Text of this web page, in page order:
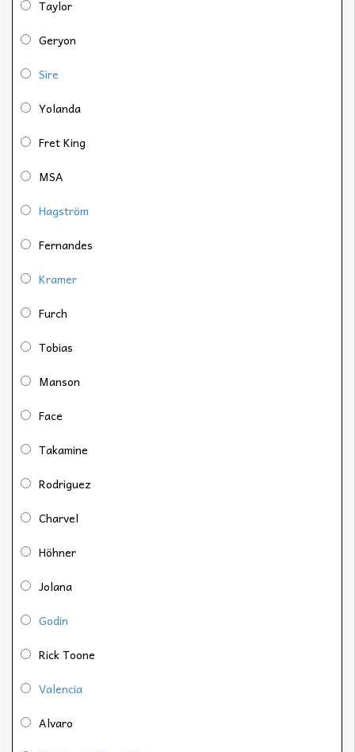
Taylor
Geryon
Sire
Yolanda
Fret King
MSA
Hagström
Fernandes
Kramer
Furch
Tobias
Manson
Face
Takamine
Rodriguez
Charvel
Höhner
Jolana
Godin
Rick Toone
Valencia
Alvaro